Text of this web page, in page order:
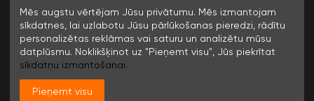
attīstības fonds
© 1996-2023 SIA MAGMA |
Mēs augstu vērtējam Jūsu privātumu. Mēs izmantojam
sīkdatnes, lai uzlabotu Jūsu pārlūkošanas pieredzi, rādītu
personalizētas reklāmas vai saturu un analizētu mūsu
datplūsmu. Noklikšķinot uz "Pieņemt visu", Jūs piekrītat
sīkdatņu izmantošanai.
Pieņemt visu